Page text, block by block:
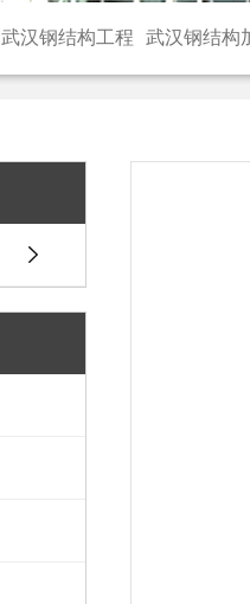
武汉钢结构工程 武汉钢结构